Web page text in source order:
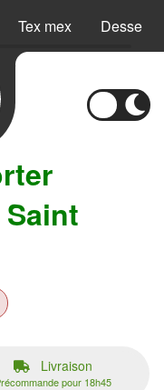
Tex mex Desserts
Livraison
pour 18h45